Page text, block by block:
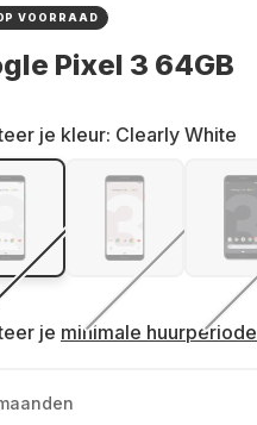
VOORRAAD
Pixel 3 64GB
je kleur: Clearly White
je minimale huurperiode